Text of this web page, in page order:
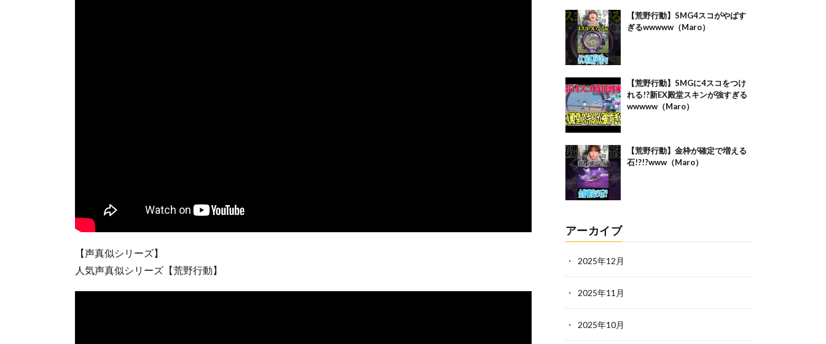
【声真似シリーズ】
人気声真似シリーズ【荒野行動】
【荒野行動】SMG4スコがやばす
ぎるwwwww（Maro）
【荒野行動】SMGに4スコをつけ
れる!?新EX殿堂スキンが強すぎる
wwwww（Maro）
【荒野行動】金枠が確定で増える
石!?!?www（Maro）
アーカイブ
2025年12月
2025年11月
2025年10月